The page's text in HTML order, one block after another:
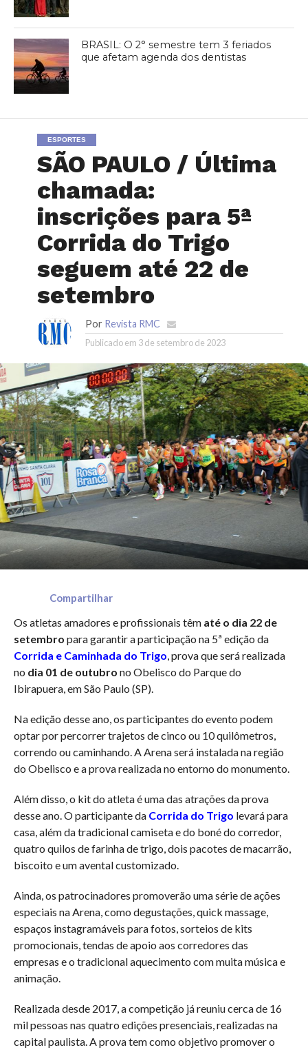
BRASIL: O 2° semestre tem 3 feriados
que afetam agenda dos dentistas
ESPORTES
SÃO PAULO / Última
chamada:
inscrições para 5ª
Corrida do Trigo
seguem até 22 de
setembro
Por Revista RMC
Publicado em 3 de setembro de 2023
Compartilhar
Os atletas amadores e profissionais têm até o dia 22 de
setembro para garantir a participação na 5ª edição da
Corrida e Caminhada do Trigo , prova que será realizada
no dia 01 de outubro no Obelisco do Parque do
Ibirapuera, em São Paulo (SP).
Na edição desse ano, os participantes do evento podem
optar por percorrer trajetos de cinco ou 10 quilômetros,
correndo ou caminhando. A Arena será instalada na região
do Obelisco e a prova realizada no entorno do monumento.
Além disso, o kit do atleta é uma das atrações da prova
desse ano. O participante da Corrida do Trigo levará para
casa, além da tradicional camiseta e do boné do corredor,
quatro quilos de farinha de trigo, dois pacotes de macarrão,
biscoito e um avental customizado.
Ainda, os patrocinadores promoverão uma série de ações
especiais na Arena, como degustações, quick massage,
espaços instagramáveis para fotos, sorteios de kits
promocionais, tendas de apoio aos corredores das
empresas e o tradicional aquecimento com muita música e
animação.
Realizada desde 2017, a competição já reuniu cerca de 16
mil pessoas nas quatro edições presenciais, realizadas na
capital paulista. A prova tem como objetivo promover o